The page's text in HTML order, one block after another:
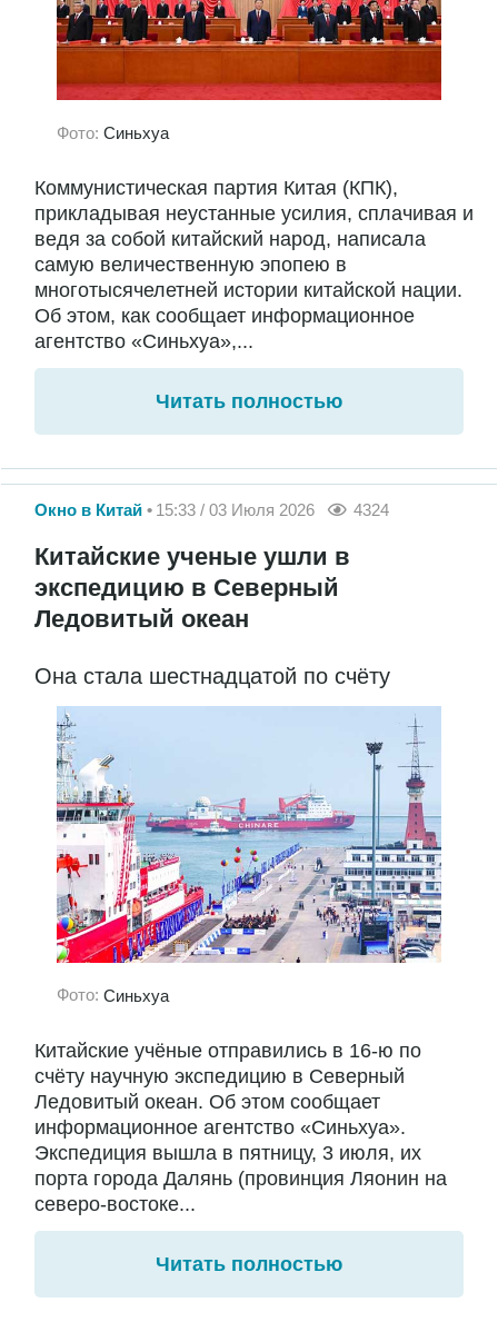
Фото: Синьхуа
Коммунистическая партия Китая (КПК),
прикладывая неустанные усилия, сплачивая и
ведя за собой китайский народ, написала
самую величественную эпопею в
многотысячелетней истории китайской нации.
Об этом, как сообщает информационное
агентство «Синьхуа»,...
Читать полностью
Окно в Китай 15:33 / 03 Июля 2026 4324
Китайские ученые ушли в
экспедицию в Северный
Ледовитый океан
Она стала шестнадцатой по счёту
Фото: Синьхуа
Китайские учёные отправились в 16-ю по
счёту научную экспедицию в Северный
Ледовитый океан. Об этом сообщает
информационное агентство «Синьхуа».
Экспедиция вышла в пятницу, 3 июля, их
порта города Далянь (провинция Ляонин на
северо-востоке...
Читать полностью